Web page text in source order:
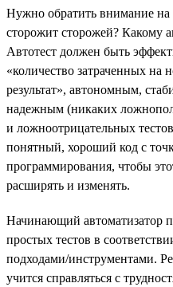
Нужно обратить внимание на
сторожит сторожей? Какому
Автотест должен быть
«количество затраченных на
результат», автономным,
надежным (никаких
и ложноотрицательных
понятный, хороший код с
программирования, чтобы
расширять и изменять.
Начинающий автоматизатор
простых тестов в
подходами/инструментами.
учится справляться с